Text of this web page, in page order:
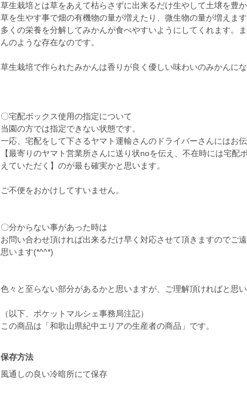
草生栽培とは草をあえて枯らさずに出来るだけ生やして土壌を豊か
草を生やす事で畑の有機物の量が増えたり、微生物の量が増えま
多くの栄養を分解してみかんが食べやすいようにしてくれます。
んのような存在なのです。
草生栽培で作られたみかんは香りが良く優しい味わいのみかんにな
〇宅配ボックス使用の指定について
当園の方では指定できない状態です。
一応、宅配をして下さるヤマト運輸さんのドライバーさんにはお
【最寄りのヤマト営業所さんに送り状noを伝え、不在時には宅配
えていただく】のが最も確実かと思います。
ご不便をおかけしてすいません。
〇分からない事があった時は
お問い合わせ頂ければ出来るだけ早く対応させて頂きますのでご
思います(*^^*)
色々と至らない部分があるかと思いますが、ご理解頂ければと思い
（以下、ポケットマルシェ事務局注記）
この商品は「和歌山県紀中エリアの生産者の商品」です。
保存方法
風通しの良い冷暗所にて保存